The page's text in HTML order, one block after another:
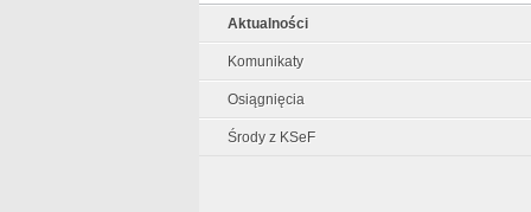
Aktualności
Komunikaty
Osiągnięcia
Środy z KSeF